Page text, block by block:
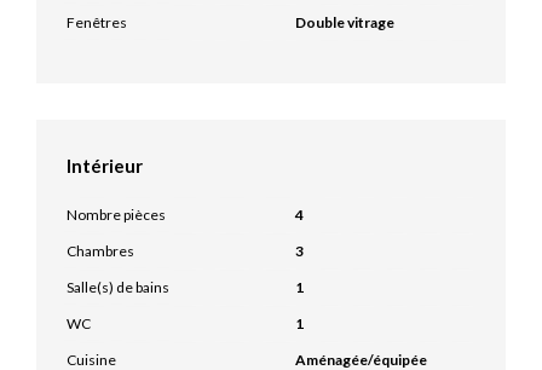
Fenêtres
Double vitrage
Intérieur
Nombre pièces
4
Chambres
3
Salle(s) de bains
1
WC
1
Cuisine
Aménagée/équipée